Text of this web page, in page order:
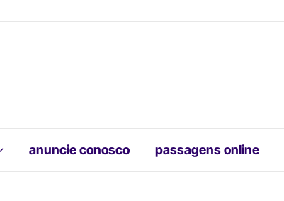
anuncie conosco passagens online